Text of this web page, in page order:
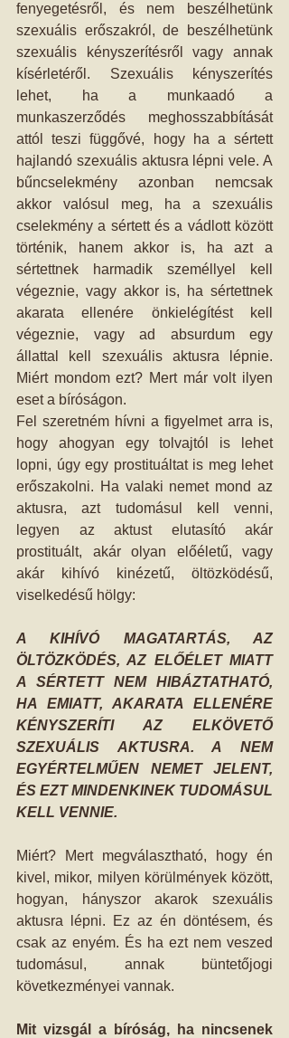
fenyegetésről, és nem beszélhetünk
szexuális erőszakról, de beszélhetünk
szexuális kényszerítésről vagy annak
kísérletéről. Szexuális kényszerítés
lehet, ha a munkaadó a
munkaszerződés meghosszabbítását
attól teszi függővé, hogy ha a sértett
hajlandó szexuális aktusra lépni vele. A
bűncselekmény azonban nemcsak
akkor valósul meg, ha a szexuális
cselekmény a sértett és a vádlott között
történik, hanem akkor is, ha azt a
sértettnek harmadik személlyel kell
végeznie, vagy akkor is, ha sértettnek
akarata ellenére önkielégítést kell
végeznie, vagy ad absurdum egy
állattal kell szexuális aktusra lépnie.
Miért mondom ezt? Mert már volt ilyen
eset a bíróságon.
Fel szeretném hívni a figyelmet arra is,
hogy ahogyan egy tolvajtól is lehet
lopni, úgy egy prostituáltat is meg lehet
erőszakolni. Ha valaki nemet mond az
aktusra, azt tudomásul kell venni,
legyen az aktust elutasító akár
prostituált, akár olyan előéletű, vagy
akár kihívó kinézetű, öltözködésű,
viselkedésű hölgy:
A KIHÍVÓ MAGATARTÁS, AZ
ÖLTÖZKÖDÉS, AZ ELŐÉLET MIATT
A SÉRTETT NEM HIBÁZTATHATÓ,
HA EMIATT, AKARATA ELLENÉRE
KÉNYSZERÍTI AZ ELKÖVETŐ
SZEXUÁLIS AKTUSRA. A NEM
EGYÉRTELMŰEN NEMET JELENT,
ÉS EZT MINDENKINEK TUDOMÁSUL
KELL VENNIE.
Miért? Mert megválasztható, hogy én
kivel, mikor, milyen körülmények között,
hogyan, hányszor akarok szexuális
aktusra lépni. Ez az én döntésem, és
csak az enyém. És ha ezt nem veszed
tudomásul, annak büntetőjogi
következményei vannak.
Mit vizsgál a bíróság, ha nincsenek